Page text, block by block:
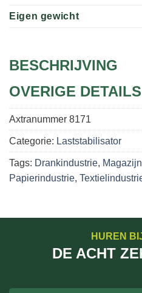
Eigen gewicht
BESCHRIJVING
OVERIGE DETAILS
Axtranummer 8171
Categorie: Laststabilisator
Tags: Drankindustrie,
Papierindustrie,
HUREN
DE ACHT